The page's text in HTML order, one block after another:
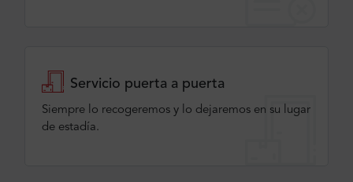
Servicio puerta a puerta
Siempre lo recogeremos y lo dejaremos en su lugar
de estadía.